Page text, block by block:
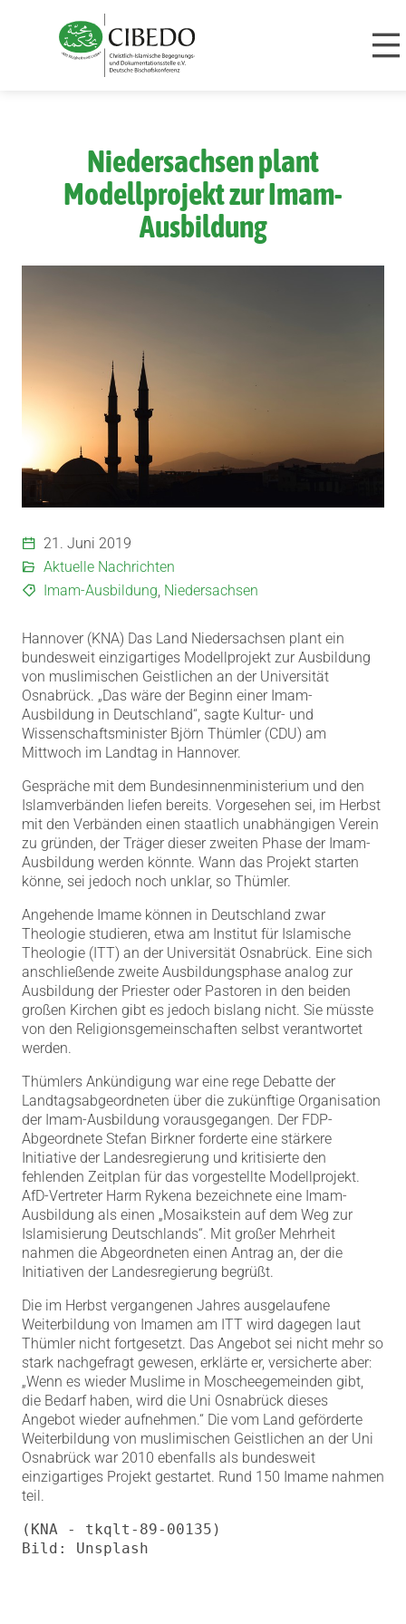
Niedersachsen plant
Modellprojekt zur Imam-
Ausbildung
21. Juni 2019
Aktuelle Nachrichten
Imam-Ausbildung, Niedersachsen
Hannover (KNA) Das Land Niedersachsen plant ein
bundesweit einzigartiges Modellprojekt zur Ausbildung
von muslimischen Geistlichen an der Universität
Osnabrück. „Das wäre der Beginn einer Imam-
Ausbildung in Deutschland“, sagte Kultur- und
Wissenschaftsminister Björn Thümler (CDU) am
Mittwoch im Landtag in Hannover.
Gespräche mit dem Bundesinnenministerium und den
Islamverbänden liefen bereits. Vorgesehen sei, im Herbst
mit den Verbänden einen staatlich unabhängigen Verein
zu gründen, der Träger dieser zweiten Phase der Imam-
Ausbildung werden könnte. Wann das Projekt starten
könne, sei jedoch noch unklar, so Thümler.
Angehende Imame können in Deutschland zwar
Theologie studieren, etwa am Institut für Islamische
Theologie (ITT) an der Universität Osnabrück. Eine sich
anschließende zweite Ausbildungsphase analog zur
Ausbildung der Priester oder Pastoren in den beiden
großen Kirchen gibt es jedoch bislang nicht. Sie müsste
von den Religionsgemeinschaften selbst verantwortet
werden.
Thümlers Ankündigung war eine rege Debatte der
Landtagsabgeordneten über die zukünftige Organisation
der Imam-Ausbildung vorausgegangen. Der FDP-
Abgeordnete Stefan Birkner forderte eine stärkere
Initiative der Landesregierung und kritisierte den
fehlenden Zeitplan für das vorgestellte Modellprojekt.
AfD-Vertreter Harm Rykena bezeichnete eine Imam-
Ausbildung als einen „Mosaikstein auf dem Weg zur
Islamisierung Deutschlands“. Mit großer Mehrheit
nahmen die Abgeordneten einen Antrag an, der die
Initiativen der Landesregierung begrüßt.
Die im Herbst vergangenen Jahres ausgelaufene
Weiterbildung von Imamen am ITT wird dagegen laut
Thümler nicht fortgesetzt. Das Angebot sei nicht mehr so
stark nachgefragt gewesen, erklärte er, versicherte aber:
„Wenn es wieder Muslime in Moscheegemeinden gibt,
die Bedarf haben, wird die Uni Osnabrück dieses
Angebot wieder aufnehmen.“ Die vom Land geförderte
Weiterbildung von muslimischen Geistlichen an der Uni
Osnabrück war 2010 ebenfalls als bundesweit
einzigartiges Projekt gestartet. Rund 150 Imame nahmen
teil.
(KNA - tkqlt-89-00135)
Bild: Unsplash